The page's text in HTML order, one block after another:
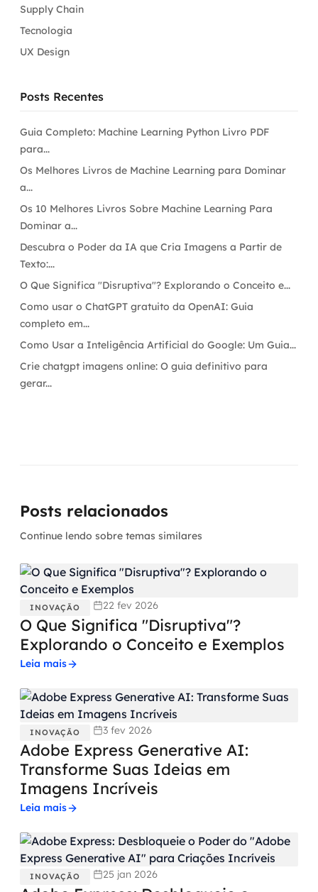
Supply Chain
Tecnologia
UX Design
Posts Recentes
Guia Completo: Machine Learning Python Livro PDF
para...
Os Melhores Livros de Machine Learning para Dominar
a...
Os 10 Melhores Livros Sobre Machine Learning Para
Dominar a...
Descubra o Poder da IA que Cria Imagens a Partir de
Texto:...
O Que Significa "Disruptiva"? Explorando o Conceito e...
Como usar o ChatGPT gratuito da OpenAI: Guia
completo em...
Como Usar a Inteligência Artificial do Google: Um Guia...
Crie chatgpt imagens online: O guia definitivo para
gerar...
Posts relacionados
Continue lendo sobre temas similares
INOVAÇÃO 22 fev 2026
O Que Significa "Disruptiva"?
Explorando o Conceito e Exemplos
Leia mais
INOVAÇÃO 3 fev 2026
Adobe Express Generative AI:
Transforme Suas Ideias em
Imagens Incríveis
Leia mais
INOVAÇÃO 25 jan 2026